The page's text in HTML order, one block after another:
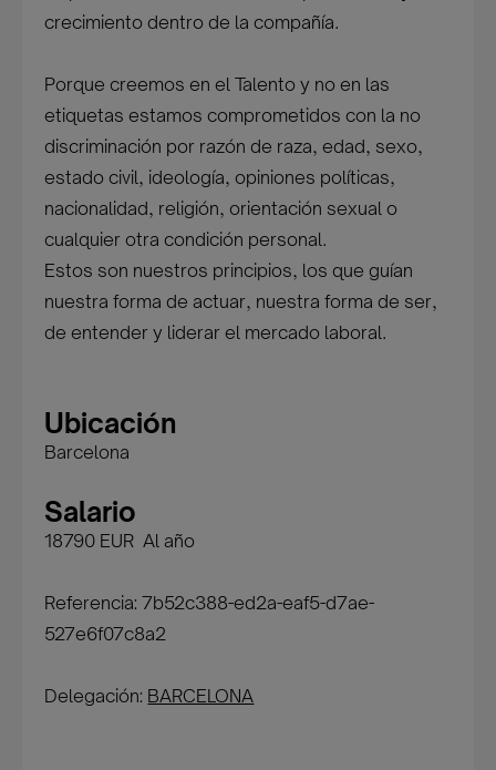
crecimiento dentro de la compañía.
Porque creemos en el Talento y no en las
etiquetas estamos comprometidos con la no
discriminación por razón de raza, edad, sexo,
estado civil, ideología, opiniones políticas,
nacionalidad, religión, orientación sexual o
cualquier otra condición personal.
Estos son nuestros principios, los que guían
nuestra forma de actuar, nuestra forma de ser,
de entender y liderar el mercado laboral.
Ubicación
Barcelona
Salario
18790 EUR Al año
Referencia: 7b52c388-ed2a-eaf5-d7ae-
527e6f07c8a2
Delegación: BARCELONA